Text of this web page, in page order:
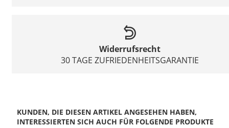
Widerrufsrecht
30 TAGE ZUFRIEDENHEITSGARANTIE
KUNDEN, DIE DIESEN ARTIKEL ANGESEHEN HABEN,
INTERESSIERTEN SICH AUCH FÜR FOLGENDE PRODUKTE